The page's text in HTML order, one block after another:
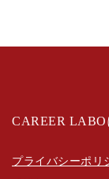
CAREER LABO
プライバシーポリ